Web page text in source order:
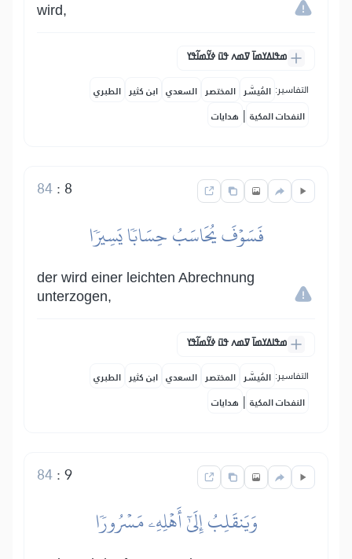
wird,
ߘߟߊߡߌߘߊ߫ ߜߘߍ ߟߎ߫ ߦߌ߬ߘߊ߬ߟߌ
التفاسير: المُيسَّر المختصر السعدي ابن كثير الطبري
النفحات المكية | هدايات
8
:
84
فَسَوۡفَ يُحَاسَبُ حِسَابٗا يَسِيرٗا
der wird einer leichten Abrechnung
unterzogen,
ߘߟߊߡߌߘߊ߫ ߜߘߍ ߟߎ߫ ߦߌ߬ߘߊ߬ߟߌ
التفاسير: المُيسَّر المختصر السعدي ابن كثير الطبري
النفحات المكية | هدايات
9
:
84
وَيَنقَلِبُ إِلَىٰٓ أَهۡلِهِۦ مَسۡرُورٗا